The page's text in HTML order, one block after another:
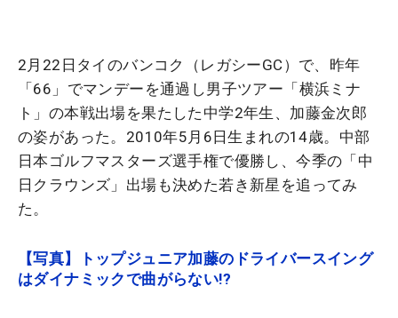
2月22日タイのバンコク（レガシーGC）で、昨年
「66」でマンデーを通過し男子ツアー「横浜ミナ
ト」の本戦出場を果たした中学2年生、加藤金次郎
の姿があった。2010年5月6日生まれの14歳。中部
日本ゴルフマスターズ選手権で優勝し、今季の「中
日クラウンズ」出場も決めた若き新星を追ってみ
た。
【写真】トップジュニア加藤のドライバースイング
はダイナミックで曲がらない!?